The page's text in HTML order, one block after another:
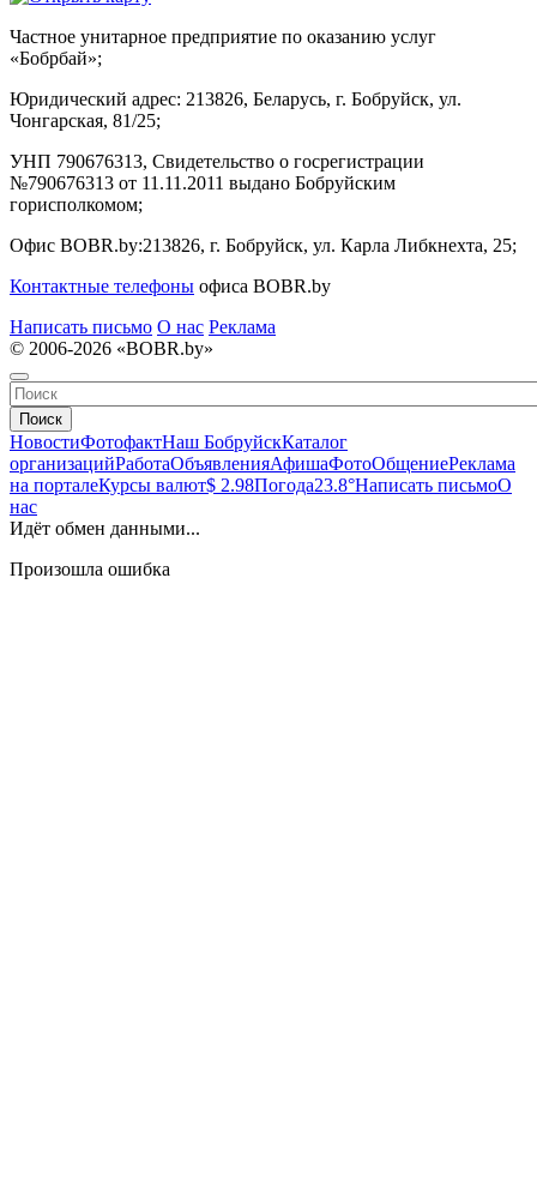
Частное унитарное предприятие по оказанию услуг
«Бобрбай»;
Юридический адрес: 213826, Беларусь, г. Бобруйск, ул.
Чонгарская, 81/25;
УНП 790676313, Свидетельство о госрегистрации
№790676313 от 11.11.2011 выдано Бобруйским
горисполкомом;
Офис BOBR.by:213826, г. Бобруйск, ул. Карла Либкнехта, 25;
Контактные телефоны офиса BOBR.by
Написать письмо О нас Реклама
© 2006-2026 «BOBR.by»
Поиск
НовостиФотофактНаш БобруйскКаталог
организацийРаботаОбъявленияАфишаФотоОбщениеРеклама
на порталеКурсы валют$ 2.98Погода23.8°Написать письмоО
нас
Идёт обмен данными...
Произошла ошибка